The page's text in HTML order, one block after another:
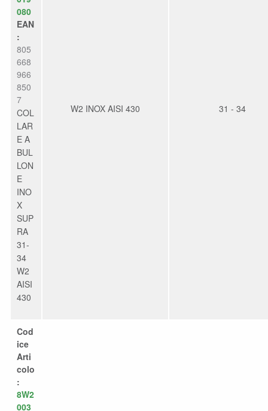
080
EAN
:
805
668
966
850
7
COL
LAR
E A
BUL
LON
E
INO
X
SUP
RA
31-
34
W2
AISI
430
W2 INOX AISI 430 31 - 34
Cod
ice
Arti
colo
:
8W2
003